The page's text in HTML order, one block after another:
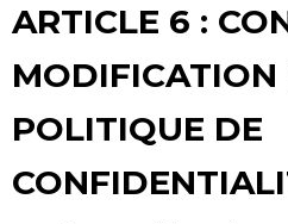
ARTICLE 6 :
MODIFICATION
POLITIQUE DE